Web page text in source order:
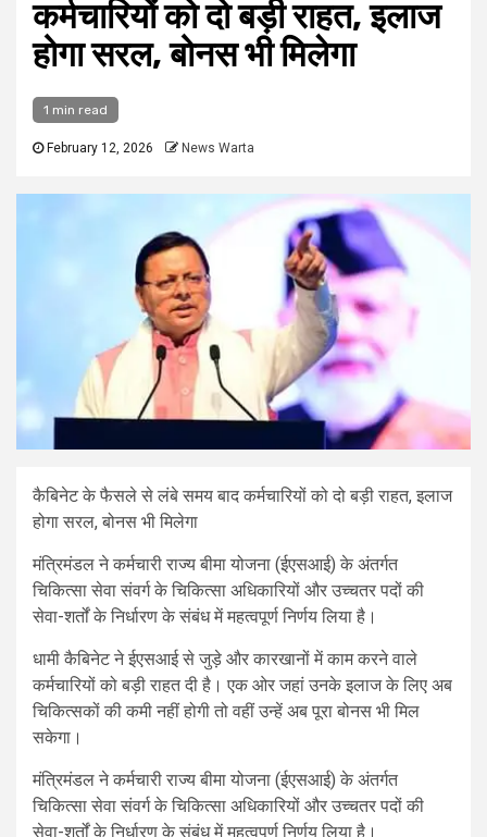
कर्मचारियों को दो बड़ी राहत, इलाज
होगा सरल, बोनस भी मिलेगा
1 min read
February 12, 2026 News Warta
कैबिनेट के फैसले से लंबे समय बाद कर्मचारियों को दो बड़ी राहत, इलाज
होगा सरल, बोनस भी मिलेगा
मंत्रिमंडल ने कर्मचारी राज्य बीमा योजना (ईएसआई) के अंतर्गत
चिकित्सा सेवा संवर्ग के चिकित्सा अधिकारियों और उच्चतर पदों की
सेवा-शर्तों के निर्धारण के संबंध में महत्वपूर्ण निर्णय लिया है।
धामी कैबिनेट ने ईएसआई से जुड़े और कारखानों में काम करने वाले
कर्मचारियों को बड़ी राहत दी है। एक ओर जहां उनके इलाज के लिए अब
चिकित्सकों की कमी नहीं होगी तो वहीं उन्हें अब पूरा बोनस भी मिल
सकेगा।
मंत्रिमंडल ने कर्मचारी राज्य बीमा योजना (ईएसआई) के अंतर्गत
चिकित्सा सेवा संवर्ग के चिकित्सा अधिकारियों और उच्चतर पदों की
सेवा-शर्तों के निर्धारण के संबंध में महत्वपूर्ण निर्णय लिया है।